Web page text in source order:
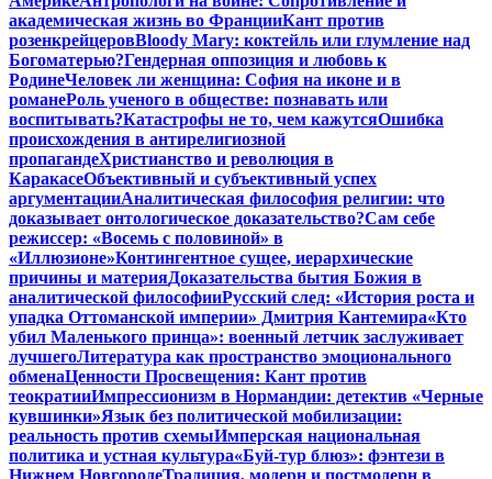
академическая жизнь во ФранцииКант против
розенкрейцеровBloody Mary: коктейль или глумление над
Богоматерью?Гендерная оппозиция и любовь к
РодинеЧеловек ли женщина: София на иконе и в
романеРоль ученого в обществе: познавать или
воспитывать?Катастрофы не то, чем кажутсяОшибка
происхождения в антирелигиозной
пропагандеХристианство и революция в
КаракасеОбъективный и субъективный успех
аргументацииАналитическая философия религии: что
доказывает онтологическое доказательство?Сам себе
режиссер: «Восемь с половиной» в
«Иллюзионе»Контингентное сущее, иерархические
причины и материяДоказательства бытия Божия в
аналитической философииРусский след: «История роста и
упадка Оттоманской империи» Дмитрия Кантемира«Кто
убил Маленького принца»: военный летчик заслуживает
лучшегоЛитература как пространство эмоционального
обменаЦенности Просвещения: Кант против
теократииИмпрессионизм в Нормандии: детектив «Черные
кувшинки»Язык без политической мобилизации:
реальность против схемыИмперская национальная
политика и устная культура«Буй-тур блюз»: фэнтези в